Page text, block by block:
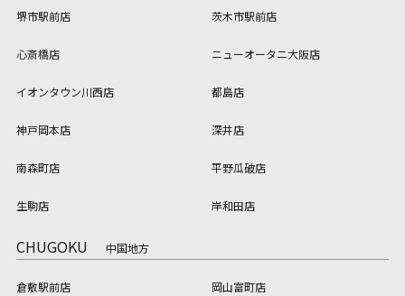
堺市駅前店 茨木市駅前店
心斎橋店 ニューオータニ大阪店
イオンタウン川西店 都島店
神戸岡本店 深井店
南森町店 平野瓜破店
生駒店 岸和田店
CHUGOKU 中国地方
倉敷駅前店 岡山富町店